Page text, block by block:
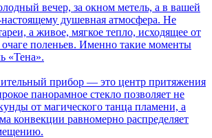
вечер, за окном метель, а в вашей
душевная атмосфера. Не
а живое, мягкое тепло, исходящее от
поленьев. Именно такие моменты
«Тена».
прибор — это центр притяжения
панорамное стекло позволяет не
от магического танца пламени, а
конвекции равномерно распределяет